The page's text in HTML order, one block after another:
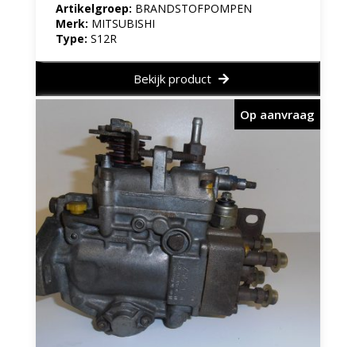
Artikelgroep: BRANDSTOFPOMPEN
Merk: MITSUBISHI
Type: S12R
Bekijk product
Op aanvraag